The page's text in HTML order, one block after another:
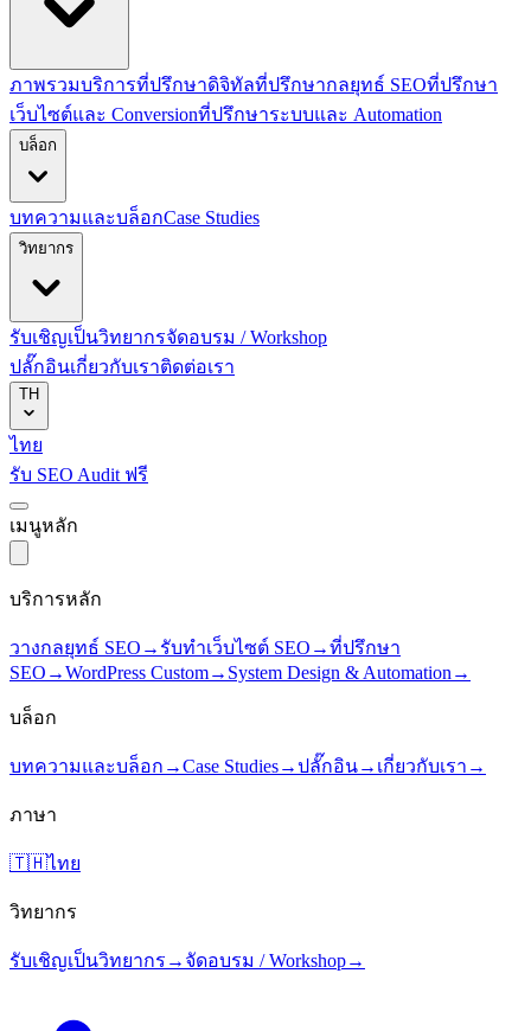
ภาพรวมบริการที่ปรึกษาดิจิทัลที่ปรึกษากลยุทธ์ SEOที่ปรึกษา
เว็บไซต์และ Conversionที่ปรึกษาระบบและ Automation
บล็อก
บทความและบล็อกCase Studies
วิทยากร
รับเชิญเป็นวิทยากรจัดอบรม / Workshop
ปลั๊กอินเกี่ยวกับเราติดต่อเรา
TH
ไทย
รับ SEO Audit ฟรี
เมนูหลัก
บริการหลัก
วางกลยุทธ์ SEO → รับทำเว็บไซต์ SEO →ที่ปรึกษา
SEO →WordPress Custom→ System Design & Automation →
บล็อก
บทความและบล็อก →Case Studies→ปลั๊กอิน→ เกี่ยวกับเรา →
ภาษา
🇹🇭ไทย
วิทยากร
รับเชิญเป็นวิทยากร → จัดอบรม / Workshop→